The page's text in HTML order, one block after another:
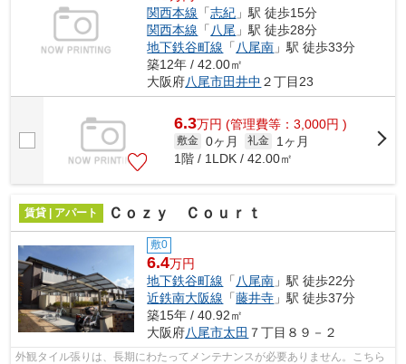
関西本線 「志紀 」駅 徒歩15分
関西本線 「 八尾 」駅 徒歩28分
地下鉄谷町線 「 八尾南 」駅 徒歩33分
築12年 / 42.00㎡
大阪府八尾市田井中 ２丁目23
6.3万円 (管理費等：3,000円 )
敷金 0ヶ月 礼金
1ヶ月
1階 / 1LDK / 42.00㎡
賃貸 | アパート Ｃｏｚｙ Ｃｏｕｒｔ
敷0
6.4万円
地下鉄谷町線 「 八尾南 」駅 徒歩22分
近鉄南大阪線 「藤井寺 」駅 徒歩37分
築15年 / 40.92㎡
大阪府八尾市太田 ７丁目８９－２
外観タイル張りは、長期にわたってメンテナンスが必要ありません。こちら